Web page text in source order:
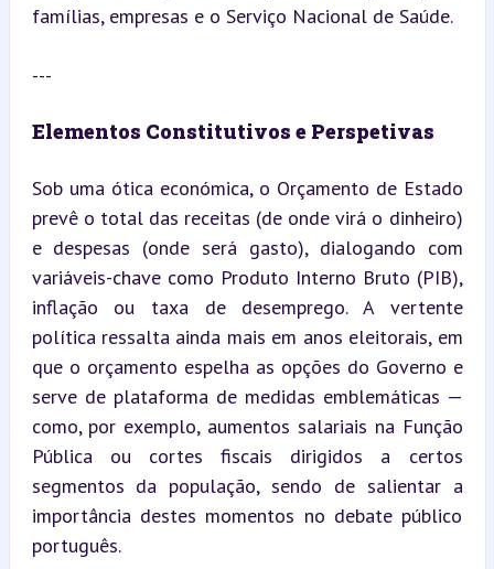
famílias, empresas e o Serviço Nacional de Saúde.
---
Elementos Constitutivos e Perspetivas
Sob uma ótica económica, o Orçamento de Estado
prevê o total das receitas (de onde virá o dinheiro)
e despesas (onde será gasto), dialogando com
variáveis-chave como Produto Interno Bruto (PIB),
inflação ou taxa de desemprego. A vertente
política ressalta ainda mais em anos eleitorais, em
que o orçamento espelha as opções do Governo e
serve de plataforma de medidas emblemáticas —
como, por exemplo, aumentos salariais na Função
Pública ou cortes fiscais dirigidos a certos
segmentos da população, sendo de salientar a
importância destes momentos no debate público
português.